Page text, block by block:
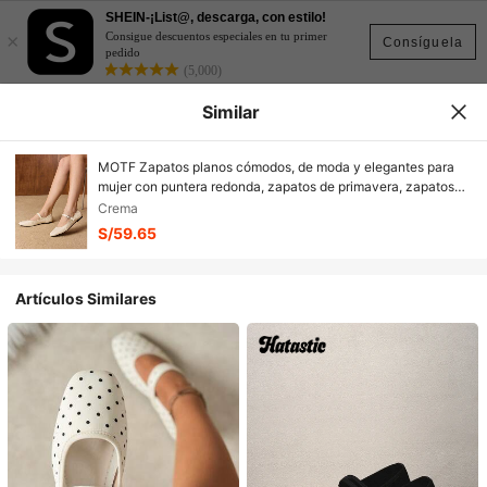
Consíguela
×
SHEIN-¡List@, descarga, con estilo!
Consigue descuentos especiales en tu primer
pedido
(5,000)
Similar
MOTF Zapatos planos cómodos, de moda y elegantes para
mujer con puntera redonda, zapatos de primavera, zapatos
de vacaciones de primavera, zapatos de Pascua de
primavera
Crema
S/59.65
Artículos Similares